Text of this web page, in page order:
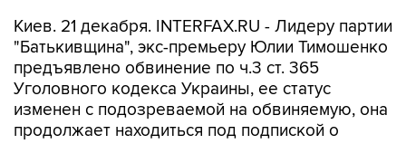
Киев. 21 декабря. INTERFAX.RU - Лидеру партии
"Батькивщина", экс-премьеру Юлии Тимошенко
предъявлено обвинение по ч.3 ст. 365
Уголовного кодекса Украины, ее статус
изменен с подозреваемой на обвиняемую, она
продолжает находиться под подпиской о